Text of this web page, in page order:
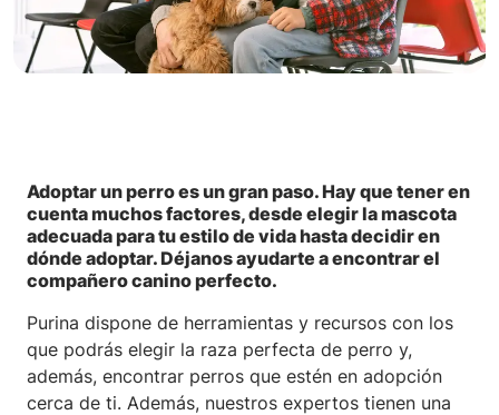
Adoptar un perro es un gran paso. Hay que tener en
cuenta muchos factores, desde elegir la mascota
adecuada para tu estilo de vida hasta decidir en
dónde adoptar. Déjanos ayudarte a encontrar el
compañero canino perfecto.
Purina dispone de herramientas y recursos con los
que podrás elegir la raza perfecta de perro y,
además, encontrar perros que estén en adopción
cerca de ti. Además, nuestros expertos tienen una